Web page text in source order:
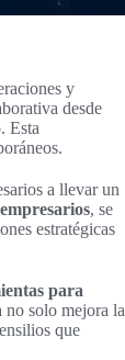
y
desde
Esta
a llevar un
, se
estratégicas
para
no solo mejora la
que